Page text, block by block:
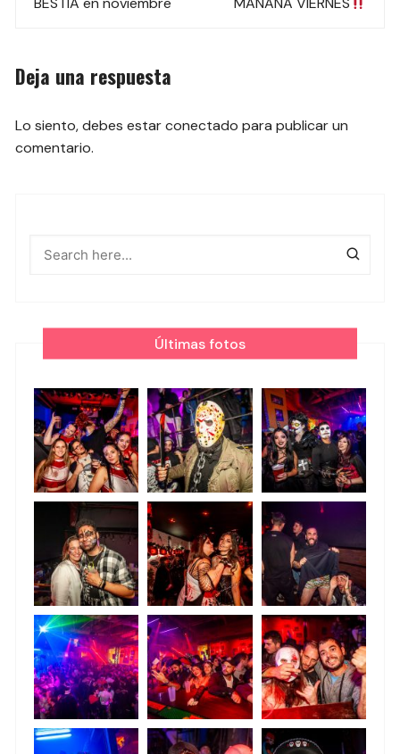
entradas
Deja una respuesta
Lo siento, debes estarconectado para publicar un
comentario.
Últimas fotos